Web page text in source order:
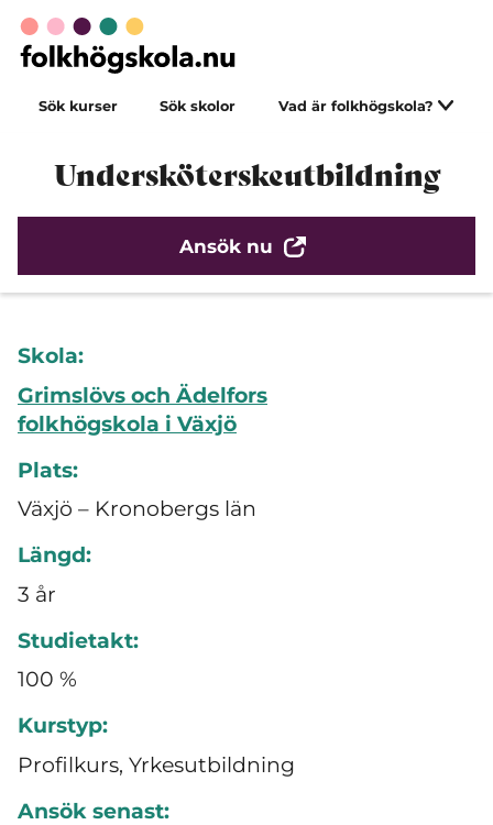
Sök kurser Sök skolor Vad är folkhögskola?
Undersköterskeutbildning
Ansök nu
Skola:
Grimslövs och Ädelfors
folkhögskola i Växjö
Plats:
Växjö – Kronobergs län
Längd:
3 år
Studietakt:
100 %
Kurstyp:
Profilkurs, Yrkesutbildning
Ansök senast: